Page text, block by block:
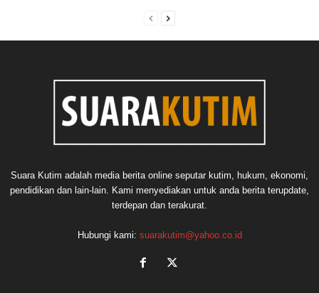
Suara Kutim adalah media berita online seputar kutim, hukum, ekonomi,
pendidikan dan lain-lain. Kami menyediakan untuk anda berita terupdate,
terdepan dan terakurat.
Hubungi kami: suarakutim@yahoo.co.id